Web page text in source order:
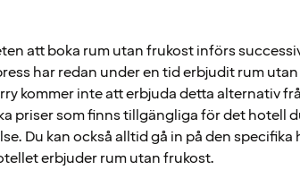
att boka rum utan frukost införs
har redan under en tid erbjudit rum
kommer inte att erbjuda detta alternativ
priser som finns tillgängliga för det hotell
Du kan också alltid gå in på den
erbjuder rum utan frukost.